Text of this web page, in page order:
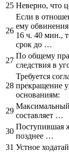
25 Неверно, что
26
Если в
ему
16 ч. 40 мин.,
срок до …
27
По общему
следствия в
28
Требуется
прекращение
основаниям:
29
составляет …
30
Поступившая
позднее …
31 Устное